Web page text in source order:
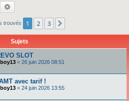
c
Rechercher
trouvés 1 2 3
Sujets
SLOT
« 26 juin 2026 08:51
avec tarif !
« 24 juin 2026 13:55